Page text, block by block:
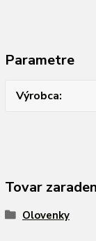
Parametre
Výrobca
Tovar
Olovenky